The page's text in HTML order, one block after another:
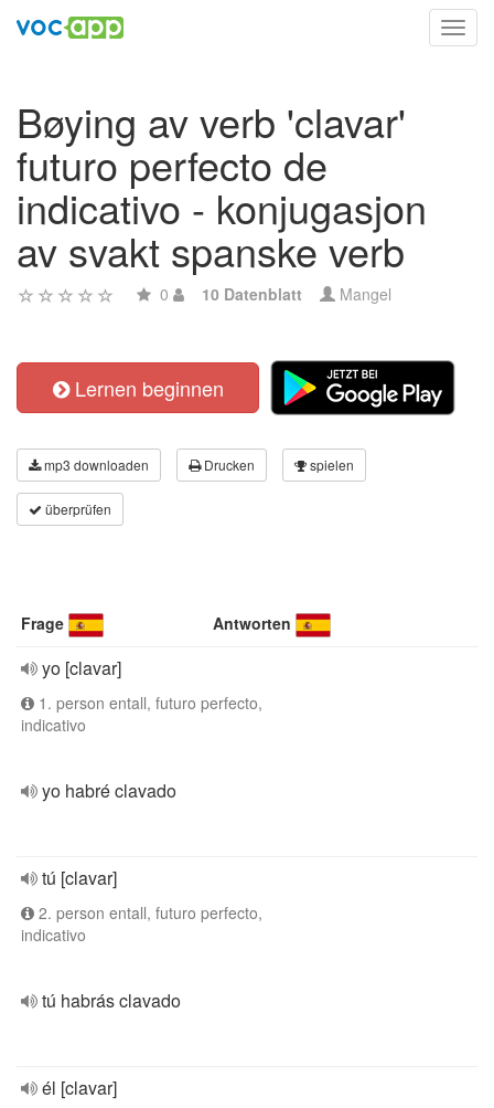
Bøying av verb 'clavar'
futuro perfecto de
indicativo - konjugasjon
av svakt spanske verb
0 10 Datenblatt Mangel
Lernen beginnen
mp3 downloaden Drucken spielen
überprüfen
Frage Antworten
yo [clavar]
1. person entall, futuro perfecto,
indicativo
yo habré clavado
tú [clavar]
2. person entall, futuro perfecto,
indicativo
tú habrás clavado
él [clavar]